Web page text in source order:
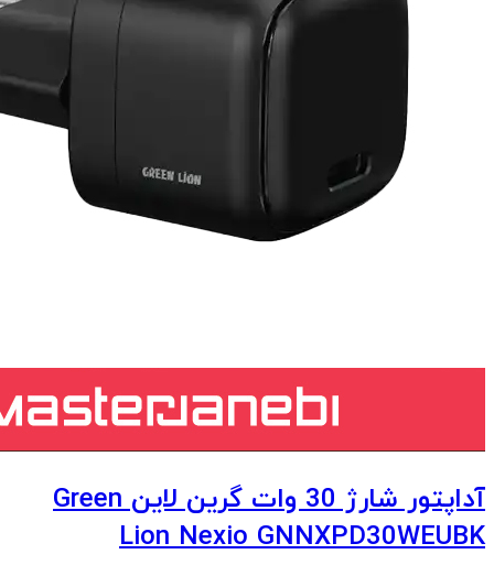
آداپتور شارژ 30 وات گرین لاین Green
Lion Nexio GNNXPD30WEUBK